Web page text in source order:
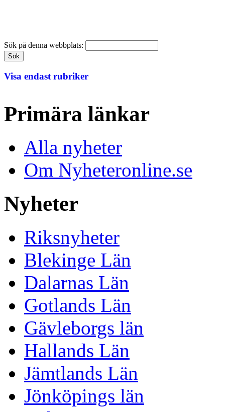
Sök på denna webbplats:
Visa endast rubriker
Primära länkar
Alla nyheter
Om Nyheteronline.se
Nyheter
Riksnyheter
Blekinge Län
Dalarnas Län
Gotlands Län
Gävleborgs län
Hallands Län
Jämtlands Län
Jönköpings län